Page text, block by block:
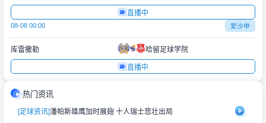
直播中
08-08 00:00 爱沙甲
库雷撒勒 哈留足球学院
直播中
热门资讯
[足球资讯]潘帕斯雄鹰加时展翅 十人瑞士悲壮出局